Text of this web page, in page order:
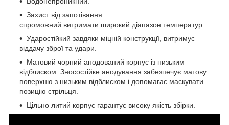
Захист від запотівання
спроможний витримати широкий діапазон температур.
Ударостійкий завдяки міцній конструкції, витримує
віддачу зброї та удари.
Матовий чорний анодований корпус із низьким
відблиском. Зносостійке анодування забезпечує матову
поверхню з низьким відблиском і допомагає маскувати
позицію стрільця.
Цільно литий корпус гарантує високу якість збірки.